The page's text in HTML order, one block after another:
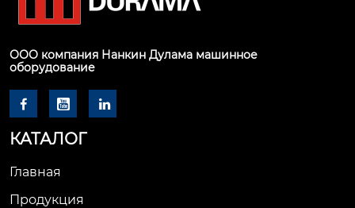
ООО компания Нанкин Дулама машинное
оборудование
  
КАТАЛОГ
Главная
Продукция